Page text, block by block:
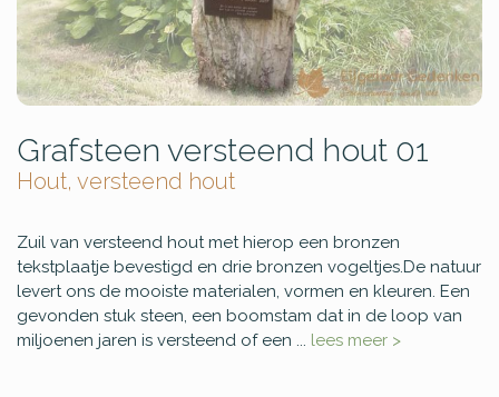
Grafsteen versteend hout 01
Hout, versteend hout
Zuil van versteend hout met hierop een bronzen
tekstplaatje bevestigd en drie bronzen vogeltjes.De natuur
levert ons de mooiste materialen, vormen en kleuren. Een
gevonden stuk steen, een boomstam dat in de loop van
miljoenen jaren is versteend of een ... lees meer >